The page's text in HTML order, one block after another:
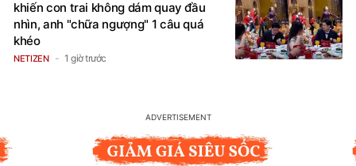
khiến con trai không dám quay đầu
nhìn, anh "chữa ngượng" 1 câu quá
khéo
NETIZEN 1 giờ trước